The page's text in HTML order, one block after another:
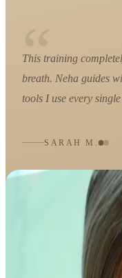
“
This training
breath. Neha guides
tools I use every single
SARAH M.